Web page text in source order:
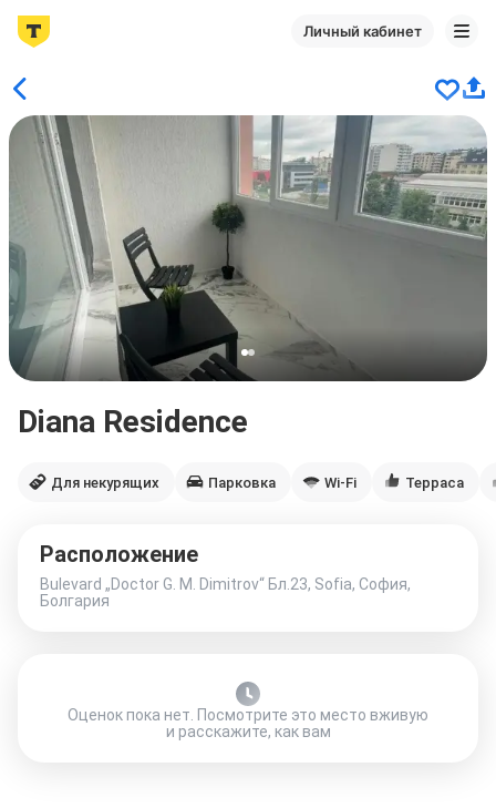
Личный кабинет
Diana Residence
Для некурящих Парковка Wi-Fi Терраса
Расположение
Bulevard „Doctor G. M. Dimitrov“ Бл.23, Sofia, София,
Болгария
Оценок пока нет. Посмотрите это место вживую
и расскажите, как вам